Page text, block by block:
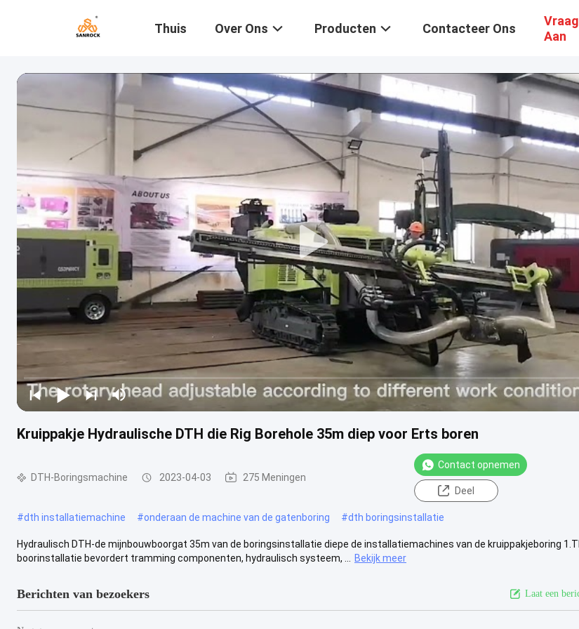
Thuis Over Ons Producten Contacteer Ons
Aan
Kruippakje Hydraulische DTH die Rig Borehole 35m diep voor Erts boren
DTH-Boringsmachine 2023-04-03 275 Meningen
Contact opnemen
Deel
#dth installatiemachine #onderaan de machine van de gatenboring #dth boringsinstallatie
Hydraulisch DTH-de mijnbouwboorgat 35m van de boringsinstallatie diepe de installatiemachines van de kruippakjeboring
boorinstallatie bevordert tramming componenten, hydraulisch systeem, ...
Bekijk meer
Berichten van bezoekers Laat een